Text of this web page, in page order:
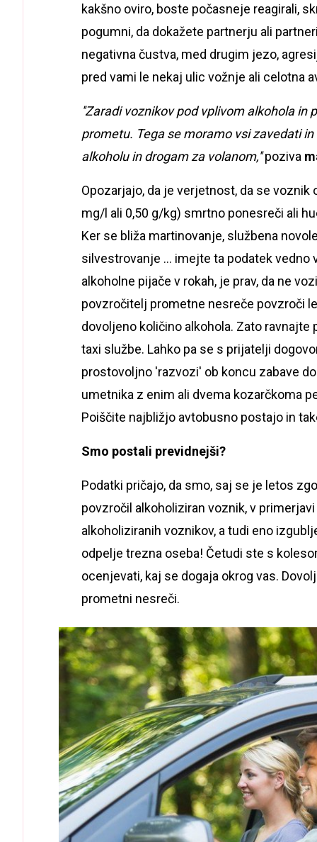
kakšno oviro, boste počasneje reagirali,
pogumni, da dokažete partnerju ali
negativna čustva, med drugim jezo,
pred vami le nekaj ulic vožnje ali celotna
''Zaradi voznikov pod vplivom alkohola
prometu. Tega se moramo vsi zavedati
alkoholu in drogam za volanom,''poziva
Opozarjajo, da je verjetnost, da se
mg/l ali 0,50 g/kg) smrtno ponesreči ali
Ker se bliža martinovanje, službena
silvestrovanje ... imejte ta podatek vedno
alkoholne pijače v rokah, je prav, da ne
povzročitelj prometne nesreče povzroči
dovoljeno količino alkohola. Zato
taxi službe. Lahko pa se s prijatelji
prostovoljno 'razvozi' ob koncu zabave
umetnika z enim ali dvema kozarčkoma
Poiščite najbližjo avtobusno postajo in
Smo postali previdnejši?
Podatki pričajo, da smo, saj se je letos
povzročil alkoholiziran voznik, v
alkoholiziranih voznikov, a tudi eno
odpelje trezna oseba! Četudi ste s
ocenjevati, kaj se dogaja okrog vas.
prometni nesreči.